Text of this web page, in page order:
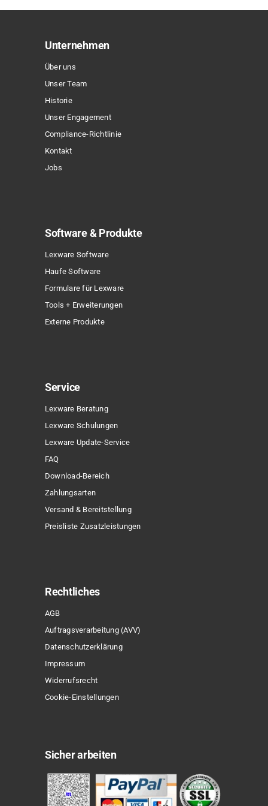
auf.
Optionen
gewählt
werden
Unternehmen
Über uns
Unser Team
Historie
Unser Engagement
Compliance-Richtlinie
Kontakt
Jobs
Software & Produkte
Lexware Software
Haufe Software
Formulare für Lexware
Tools + Erweiterungen
Externe Produkte
Service
Lexware Beratung
Lexware Schulungen
Lexware Update-Service
FAQ
Download-Bereich
Zahlungsarten
Versand & Bereitstellung
Preisliste Zusatzleistungen
Rechtliches
AGB
Auftragsverarbeitung (AVV)
Datenschutzerklärung
Impressum
Widerrufsrecht
Cookie-Einstellungen
Sicher arbeiten